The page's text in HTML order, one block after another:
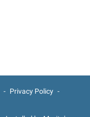
Privacy Policy